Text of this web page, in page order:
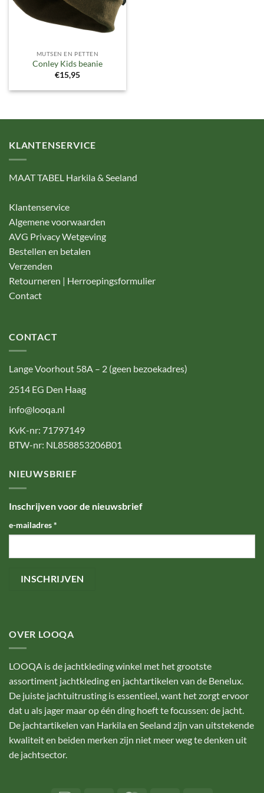
MUTSEN EN PETTEN
Conley Kids beanie
€15,95
KLANTENSERVICE
MAAT TABEL Harkila & Seeland
Klantenservice
Algemene voorwaarden
AVG Privacy Wetgeving
Bestellen en betalen
Verzenden
Retourneren | Herroepingsformulier
Contact
CONTACT
Lange Voorhout 58A – 2 (geen bezoekadres)
2514 EG Den Haag
info@looqa.nl
KvK-nr: 71797149
BTW-nr: NL858853206B01
NIEUWSBRIEF
Inschrijven voor de nieuwsbrief
e-mailadres*
OVER LOOQA
LOOQA is de jachtkleding winkel met het grootste
assortiment jachtkleding en jachtartikelen van de Benelux.
De juiste jachtuitrusting is essentieel, want het zorgt ervoor
dat u als jager maar op één ding hoeft te focussen: de jacht.
De jachtartikelen van Harkila en Seeland zijn van uitstekende
kwaliteit en beiden merken zijn niet meer weg te denken uit
de jachtsector.